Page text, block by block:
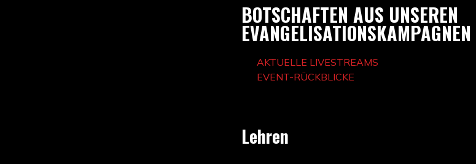
BOTSCHAFTEN AUS UNSEREN
EVANGELISATIONSKAMPAGNEN
AKTUELLE LIVESTREAMS
EVENT-RÜCKBLICKE
Lehren